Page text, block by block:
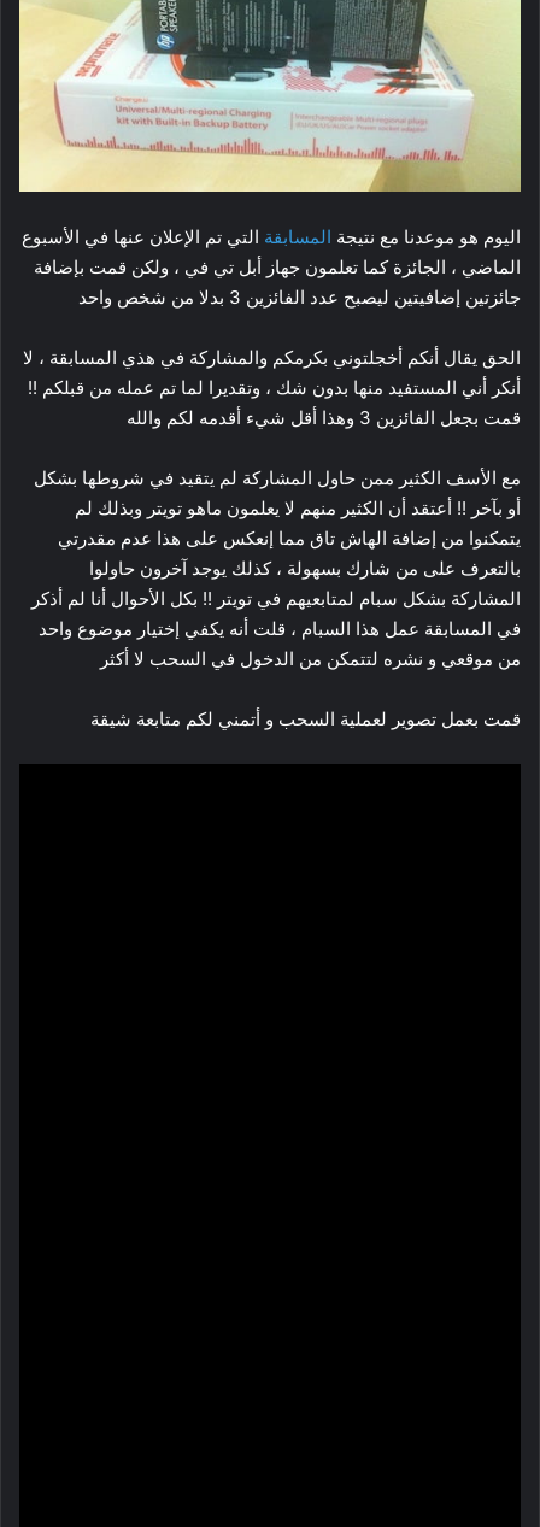
اليوم هو موعدنا مع نتيجة المسابقة التي تم الإعلان عنها في الأسبوع
الماضي ، الجائزة كما تعلمون جهاز أبل تي في ، ولكن قمت بإضافة
جائزتين إضافيتين ليصبح عدد الفائزين 3 بدلا من شخص واحد
الحق يقال أنكم أخجلتوني بكرمكم والمشاركة في هذي المسابقة ، لا
أنكر أني المستفيد منها بدون شك ، وتقديرا لما تم عمله من قبلكم !!
قمت بجعل الفائزين 3 وهذا أقل شيء أقدمه لكم والله
مع الأسف الكثير ممن حاول المشاركة لم يتقيد في شروطها بشكل
أو بآخر !! أعتقد أن الكثير منهم لا يعلمون ماهو تويتر وبذلك لم
يتمكنوا من إضافة الهاش تاق مما إنعكس على هذا عدم مقدرتي
بالتعرف على من شارك بسهولة ، كذلك يوجد آخرون حاولوا
المشاركة بشكل سبام لمتابعيهم في تويتر !! بكل الأحوال أنا لم أذكر
في المسابقة عمل هذا السبام ، قلت أنه يكفي إختيار موضوع واحد
من موقعي و نشره لتتمكن من الدخول في السحب لا أكثر
قمت بعمل تصوير لعملية السحب و أتمني لكم متابعة شيقة